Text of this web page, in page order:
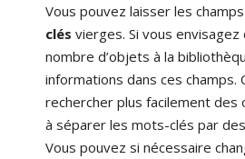
Vous pouvez laisser les champs
clés vierges. Si vous envisagez
nombre d’objets à la
informations dans ces
rechercher plus facilement des
à séparer les mots-clés par
Vous pouvez si nécessaire